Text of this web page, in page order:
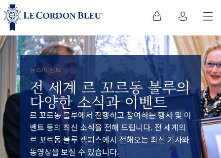
뉴스/이벤트
전 세계 르 꼬르동 블루의
다양한 소식과 이벤트
르 꼬르동 블루에서 진행하고 참여하는 행사 및 이
벤트 등의 최신 소식을 전해 드립니다. 전 세계의
르 꼬르동 블루 캠퍼스에서 전해오는 최신 기사와
동영상을 보실 수 있습니다.